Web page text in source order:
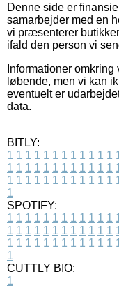
Denne side er
samarbejder med en
vi præsenterer
ifald den person vi
Informationer
løbende, men vi kan
eventuelt er
data.
BITLY:
1 1 1 1 1 1 1 1 1 1 1 1
1 1 1 1 1 1 1 1 1 1 1 1
1 1 1 1 1 1 1 1 1 1 1 1
1
SPOTIFY:
1 1 1 1 1 1 1 1 1 1 1 1
1 1 1 1 1 1 1 1 1 1 1 1
1 1 1 1 1 1 1 1 1 1 1 1
1
CUTTLY BIO:
1